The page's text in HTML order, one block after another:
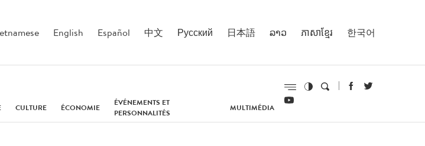
English Español 中文 Русский 日本語 ລາວ ភាសាខ្មែរ 한국어
CULTURE ÉCONOMIE
ÉVÉNEMENTS ET
PERSONNALITÉS
MULTIMÉDIA